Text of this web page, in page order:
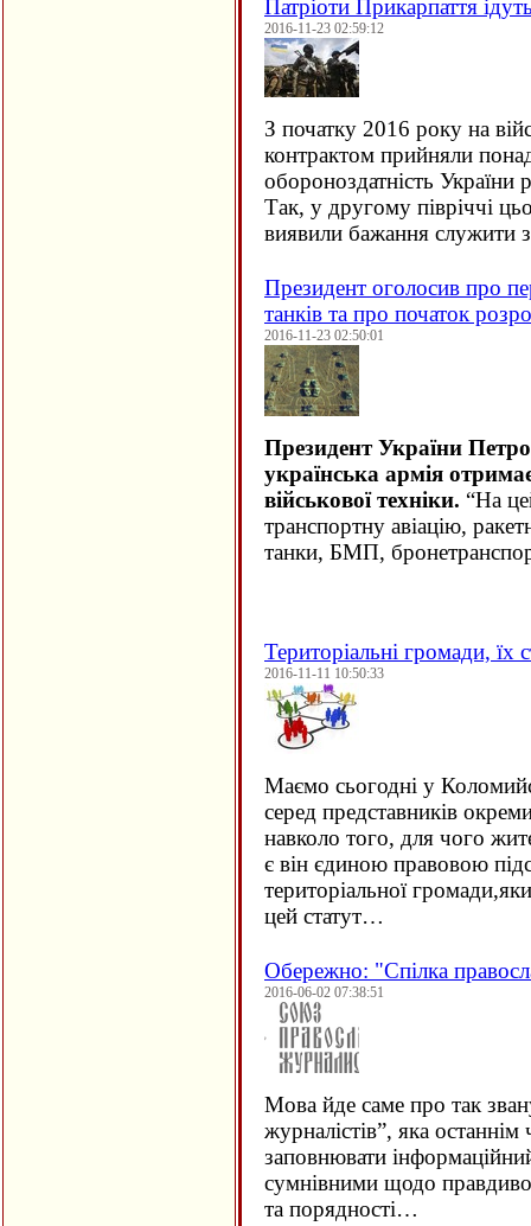
Патріоти Прикарпаття
2016-11-23 02:59:12
З початку 2016 року на
контрактом прийняли
обороноздатність України
Так, у другому півріччі
виявили бажання служити
Президент оголосив про
танків та про початок
2016-11-23 02:50:01
Президент України
українська армія
військової техніки. “На
транспортну авіацію,
танки, БМП,
Територіальні громади, їх
2016-11-11 10:50:33
Маємо сьогодні у
серед представників
навколо того, для чого
є він єдиною правовою
територіальної
цей статут…
Обережно: "Спілка
2016-06-02 07:38:51
Мова йде саме про так
журналістів”, яка
заповнювати
сумнівними щодо
та порядності…